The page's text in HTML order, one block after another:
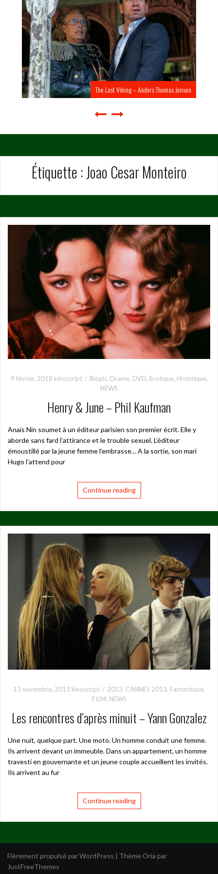
The Last Viking – Anders Thomas Jensen
Étiquette : Joao Cesar Monteiro
9 février, 2018 kinoscript Biopic, Drame, DVD, Erotique, Historique,
NEWS
Henry & June – Phil Kaufman
Anaïs Nin soumet à un éditeur parisien son premier écrit. Elle y
aborde sans fard l’attirance et le trouble sexuel. L’éditeur
émoustillé par la jeune femme l’embrasse… A la sortie, son mari
Hugo l’attend pour
Continue reading
13 novembre, 2013 kinoscript 2013, CANNES 2013, Fantastique,
FILM, NEWS
Les rencontres d’après minuit – Yann Gonzalez
Une nuit, quelque part. Une moto. Un homme conduit une femme.
Ils arrivent devant un immeuble. Dans un appartement, un homme
travesti en gouvernante et un jeune couple accueillent les invités.
Ils arrivent au fur
Continue reading
Fièrement propulsé par WordPress | Thème Oria par
JustFreeThemes